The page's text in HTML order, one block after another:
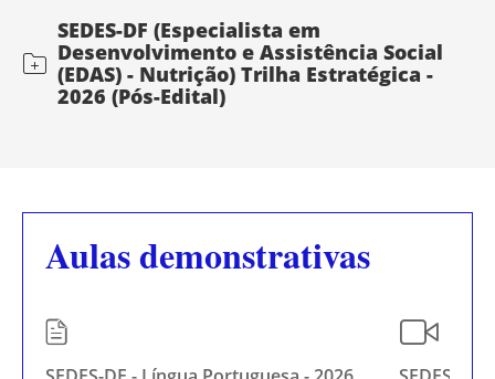
SEDES-DF (Especialista em
Desenvolvimento e Assistência Social
(EDAS) - Nutrição) Trilha Estratégica -
2026 (Pós-Edital)
Aulas demonstrativas